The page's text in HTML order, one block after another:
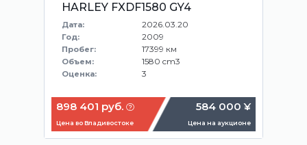
HARLEY FXDF1580 GY4
Дата: 2026.03.20
Год: 2009
Пробег: 17399 км
Объем: 1580 cm3
Оценка: 3
898 401 руб.
Цена во Владивостоке
584 000 ¥
Цена на аукционе